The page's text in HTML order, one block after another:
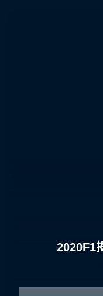
2020F1